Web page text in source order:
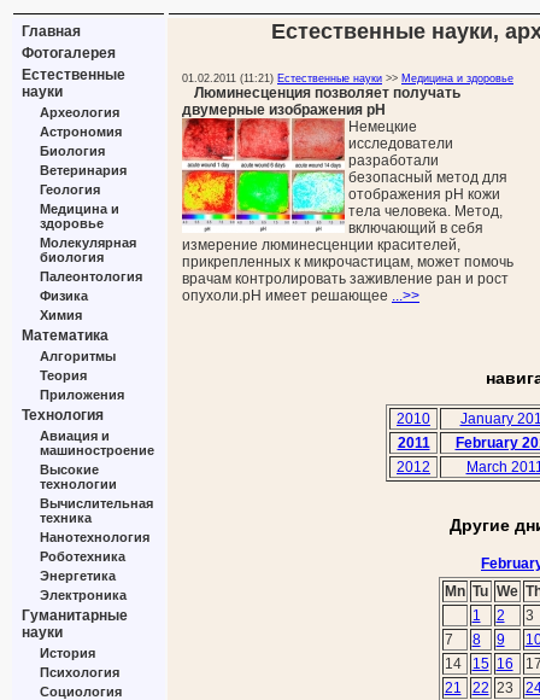
Главная
Фотогалерея
Естественные
науки
Археология
Астрономия
Биология
Ветеринария
Геология
Медицина и
здоровье
Молекулярная
биология
Палеонтология
Физика
Химия
Математика
Алгоритмы
Теория
Приложения
Технология
Авиация и
машиностроение
Высокие
технологии
Вычислительная
техника
Нанотехнология
Роботехника
Энергетика
Электроника
Гуманитарные
науки
История
Психология
Социология
Естественные науки,
01.02.2011 (11:21) Естественные науки >> Медицина и здоровье
Люминесценция позволяет получать
двумерные изображения pH
Немецкие
исследователи
разработали
безопасный метод для
отображения рН кожи
тела человека. Метод,
включающий в себя
измерение люминесценции красителей,
прикрепленных к микрочастицам, может помочь
врачам контролировать заживление ран и рост
опухоли.рН имеет решающее ...>>
2010
January
2011
February
2012
March
Другие
Mn Tu We
1
2
3
7
8 9
14
15 16
21
22 23